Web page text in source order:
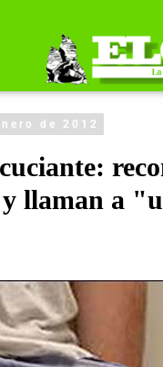
de 2012
y llaman a